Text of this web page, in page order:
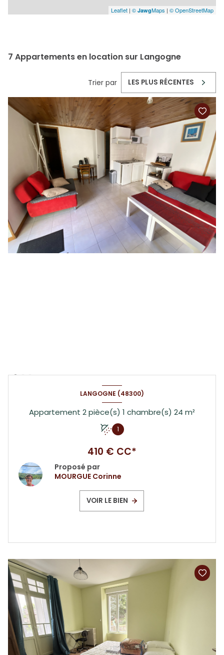
Leaflet | © JawgMaps | © OpenStreetMap
7 Appartements en location sur Langogne
Trier par LES PLUS RÉCENTES
LANGOGNE (48300)
Appartement 2 pièce(s) 1 chambre(s) 24 m²
1
410 € CC*
Proposé par
MOURGUE Corinne
VOIR LE BIEN